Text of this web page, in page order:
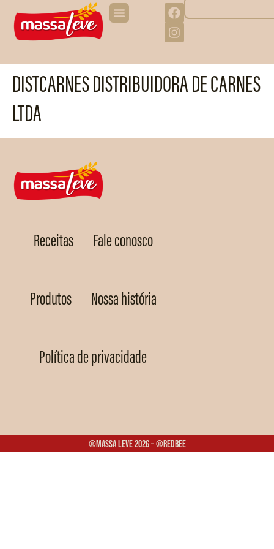
DISTCARNES DISTRIBUIDORA DE CARNES
LTDA
Receitas Fale conosco
Produtos Nossa história
Política de privacidade
®Massa Leve 2026 – ®Redbee